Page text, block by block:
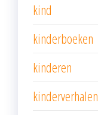
kind
kinderboeken
kinderen
kinderverhalen